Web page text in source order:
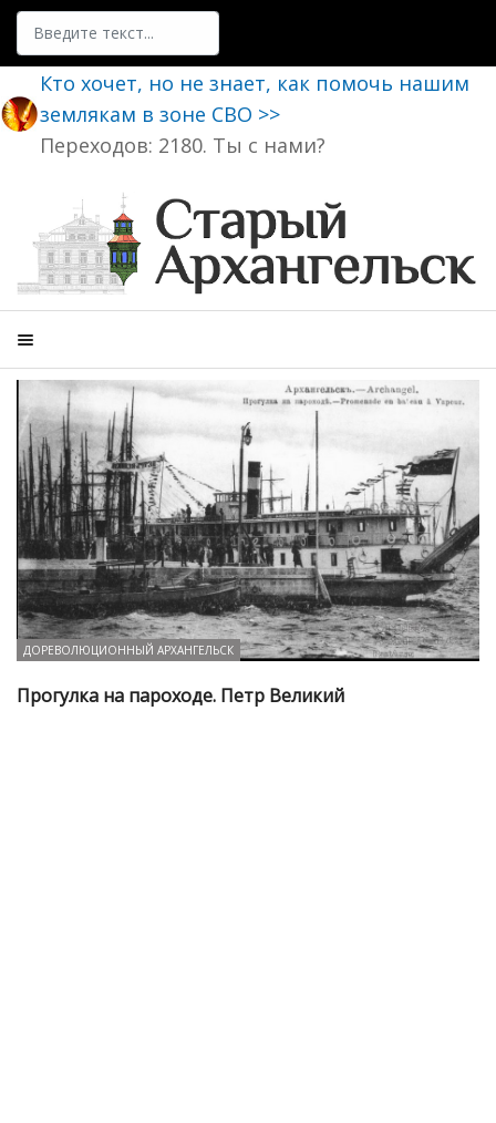
Поиск
Кто хочет, но не знает, как помочь нашим
землякам в зоне СВО >>
Переходов: 2180. Ты с нами?
ДОРЕВОЛЮЦИОННЫЙ АРХАНГЕЛЬСК
Прогулка на пароходе. Петр Великий